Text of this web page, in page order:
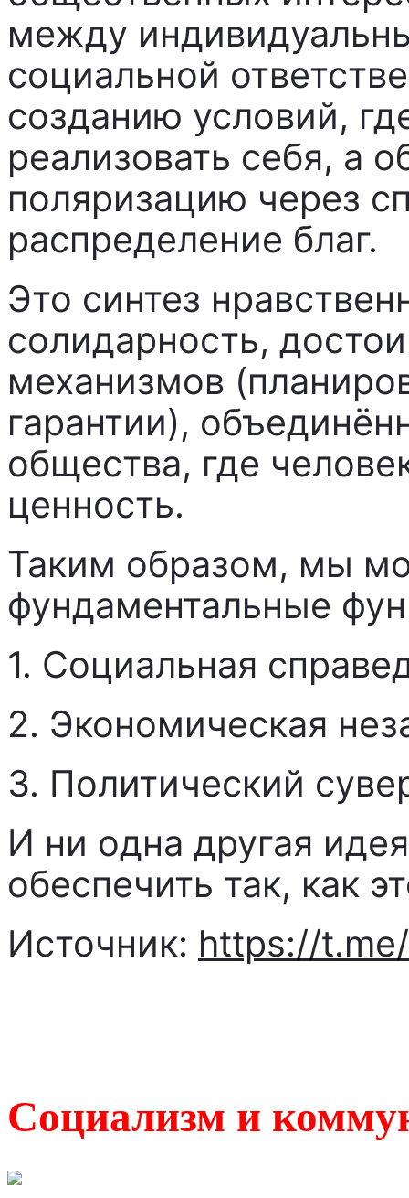
между
социальной
созданию условий,
реализовать себя, а
поляризацию через
распределение благ.
Это синтез
солидарность,
механизмов
гарантии),
общества, где
ценность.
Таким образом, мы
фундаментальные
1. Социальная
2. Экономическая
3. Политический
И ни одна другая
обеспечить так, как
Источник: https://
Социализм и